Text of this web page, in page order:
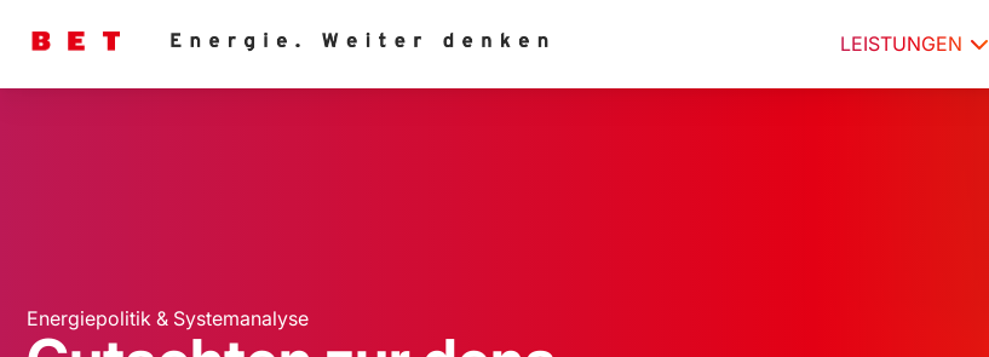
LEISTUNGEN
Energiepolitik & Systemanalyse